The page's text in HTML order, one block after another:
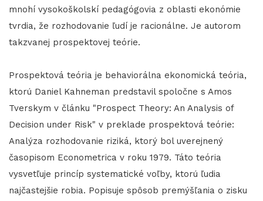
mnohí vysokoškolskí pedagógovia z oblasti ekonómie
tvrdia, že rozhodovanie ľudí je racionálne. Je autorom
takzvanej prospektovej teórie.
Prospektová teória je behaviorálna ekonomická teória,
ktorú Daniel Kahneman predstavil spoločne s Amos
Tverskym v článku "Prospect Theory: An Analysis of
Decision under Risk" v preklade prospektová teórie:
Analýza rozhodovanie riziká, ktorý bol uverejnený
časopisom Econometrica v roku 1979. Táto teória
vysvetľuje princíp systematické voľby, ktorú ľudia
najčastejšie robia. Popisuje spôsob premýšľania o zisku